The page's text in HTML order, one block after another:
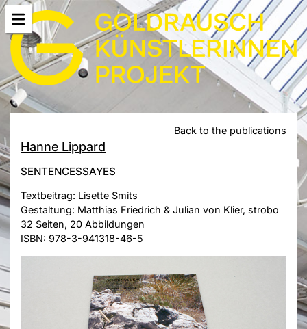
Back to the publications
Hanne Lippard
SENTENCESSAYES
Textbeitrag: Lisette Smits
Gestaltung: Matthias Friedrich & Julian von Klier, strobo
32 Seiten, 20 Abbildungen
ISBN: 978-3-941318-46-5